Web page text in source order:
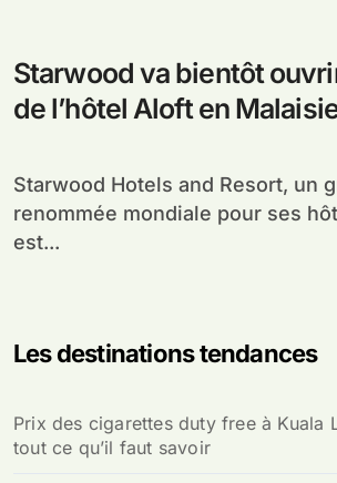
Starwood va bientôt
de l’hôtel Aloft en
Starwood Hotels and Resort, un groupe de
renommée mondiale pour ses
est...
Les destinations tendances
Prix des cigarettes duty free à Kuala
tout ce qu’il faut savoir